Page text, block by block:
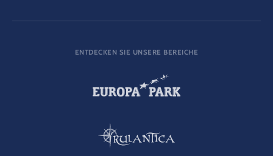
ENTDECKEN SIE UNSERE BEREICHE